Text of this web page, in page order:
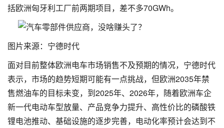
括欧洲匈牙利工厂前两期项目，差不多70GWh。
图片来源：宁德时代
面对目前整体欧洲电车市场销售不及预期的情况，宁德时代
表示，市场的趋势短期可能有一点挑战，但欧洲2035年禁
售燃油车的目标未变，到2025年、2026年，随着欧洲车企
新一代电动车型放量、产品竞争力提升、高性价比的磷酸铁
锂电池推动、基础设施的逐步完善，电动化率预计会达到不